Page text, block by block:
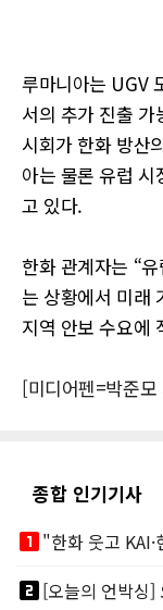
루마니아는 UGV
서의 추가 진출
시회가 한화 방산
아는 물론 유럽
고 있다.
한화 관계자는 “
는 상황에서 미래
지역 안보 수요에
[미디어펜=박준모
종합 인기기사
looks_one"한화 웃고
looks_two